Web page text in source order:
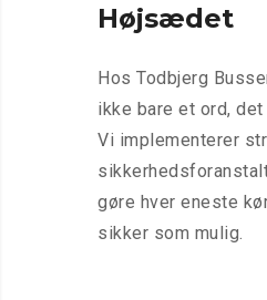
Højsædet
Hos Todbjerg
ikke bare et ord, det
Vi implementerer
gøre hver eneste
sikker som mulig.